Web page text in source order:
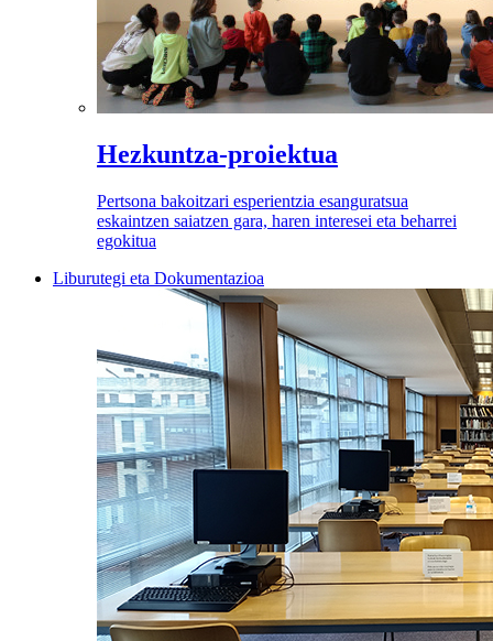
Hezkuntza-proiektua
Pertsona bakoitzari esperientzia esanguratsua
eskaintzen saiatzen gara, haren interesei eta beharrei
egokitua
Liburutegi eta Dokumentazioa